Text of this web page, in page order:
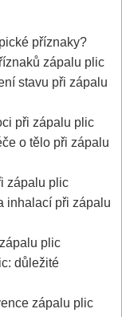
příznaky?
zápalu plic
stavu při zápalu
při‍ zápalu plic
o tělo při⁤ zápalu
zápalu plic
inhalací při zápalu
plic
důležité
zápalu ‌plic